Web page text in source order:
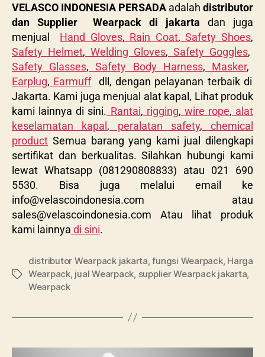
VELASCO INDONESIA PERSADA adalah distributor
dan Supplier
Wearpack di jakarta dan juga
menjual Hand Gloves, Rain Coat, Safety Shoes,
Safety Helmet, Welding Gloves, Safety Goggles,
Safety Glasses, Safety Body Harness, Masker,
Earplug, Earmuffdll, dengan pelayanan terbaik di
Jakarta. Kami juga menjual alat kapal, Lihat produk
kami lainnya di sini. Rantai, rigging, wire rope, alat
keselamatan kapal, peralatan safety, chemical
product Semua barang yang kami jual dilengkapi
sertifikat dan berkualitas. Silahkan hubungi kami
lewat Whatsapp (081290808833) atau 021 690
5530. Bisa juga melalui email ke
info@velascoindonesia.com atau
sales@velascoindonesia.com Atau lihat produk
kami lainnya di sini.
distributor Wearpack jakarta ,fungsi Wearpack, Harga
Wearpack, jual Wearpack supplier Wearpack jakarta
Wearpack